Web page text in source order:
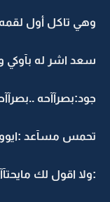
وهي تاكل أول
سعد اشر له بآوكي
جود:بصرآآحه
تحمس مسآعد
:ولا اقول لك